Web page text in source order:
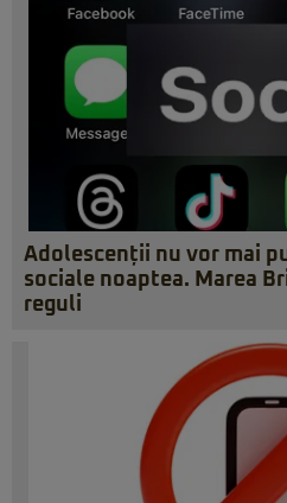
Adolescenții nu vor mai
sociale noaptea. Marea
reguli